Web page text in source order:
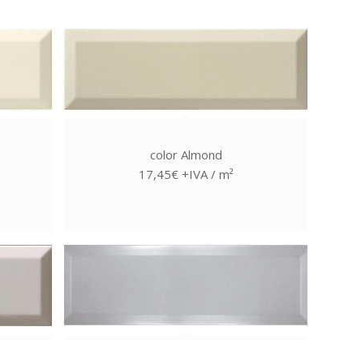
color Almond
17,45€ +IVA / m²